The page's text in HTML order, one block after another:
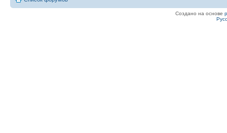
Создано на основе